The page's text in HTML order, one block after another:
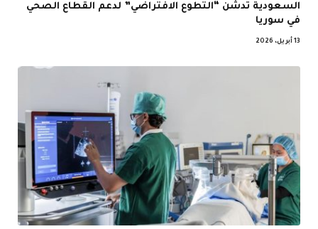
السعودية تدشن “التطوع الافتراضي” لدعم القطاع الصحي
في سوريا
13 أبريل، 2026